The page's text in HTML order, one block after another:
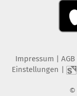
Impressum AGB
Einstellungen
©